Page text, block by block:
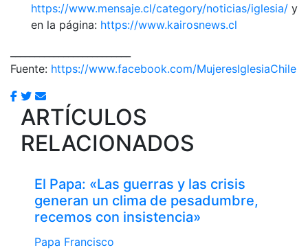
https://www.mensaje.cl/category/noticias/iglesia/ y
en la página: https://www.kairosnews.cl
Fuente: https://www.facebook.com/MujeresIglesiaChile
ARTÍCULOS
RELACIONADOS
El Papa: «Las guerras y las crisis
generan un clima de pesadumbre,
recemos con insistencia»
Papa Francisco